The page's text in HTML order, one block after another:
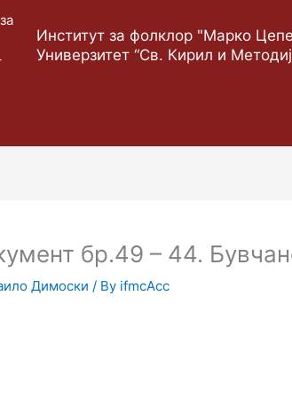
Институт за фолклор "Марко
Универзитет “Св. Кирил и
бр.49 – 44.
Димоски / By ifmcAcc